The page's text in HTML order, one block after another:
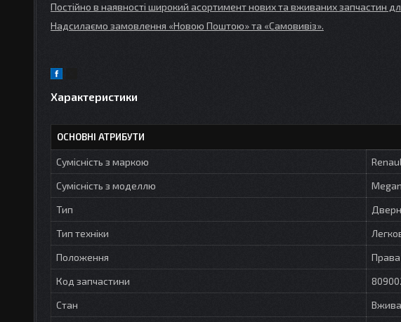
Постійно в наявності широкий асортимент нових та вживаних запчастин
Надсилаємо замовлення «Новою Поштою» та «Самовивіз».
Характеристики
ОСНОВНІ АТРИБУТИ
Сумісність з маркою
Сумісність з моделлю
Тип
Тип техніки
Положення
Права
Код запчастини
Стан